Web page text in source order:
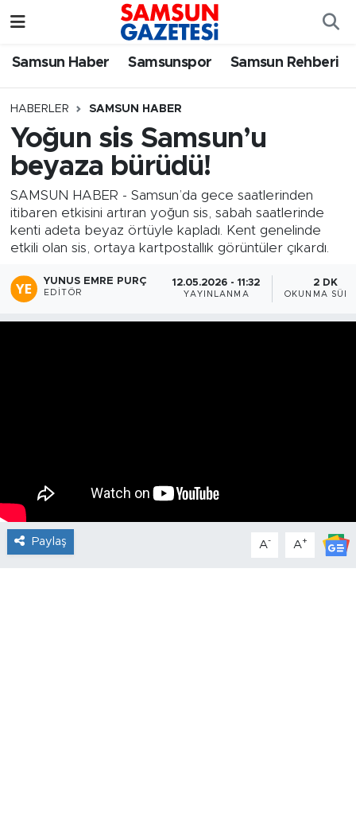
Samsun Haber Samsunspor Samsun Rehberi
HABERLER SAMSUN HABER
Yoğun sis Samsun’u
beyaza bürüdü!
SAMSUN HABER - Samsun’da gece saatlerinden
itibaren etkisini artıran yoğun sis, sabah saatlerinde
kenti adeta beyaz örtüyle kapladı. Kent genelinde
etkili olan sis, ortaya kartpostallık görüntüler çıkardı.
YUNUS EMRE PURÇ
EDITÖR
12.05.2026 - 11:32
YAYINLANMA
2 DK
OKUNMA
Paylaş A- A+
Samsun Haber
Samsun Rehberi
Resmi İlanlar
Samsun Nöbetçi Eczaneler
SAMSUN Namaz Vakitleri
Samsun Trafik Yoğunluk Haritası
Süper Lig Puan Durumu ve Fikstür